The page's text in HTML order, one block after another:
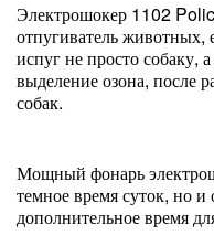
Электрошокер 1102
отпугиватель
испуг не просто собаку,
выделение озона, после
собак.
Мощный фонарь
темное время суток, но и
дополнительное время